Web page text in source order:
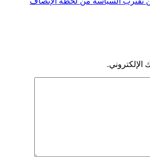
الإلكتروني.